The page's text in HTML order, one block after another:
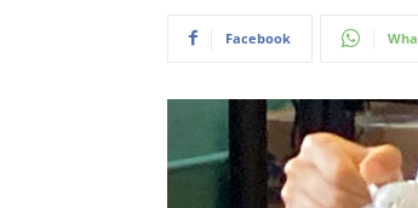
Facebook